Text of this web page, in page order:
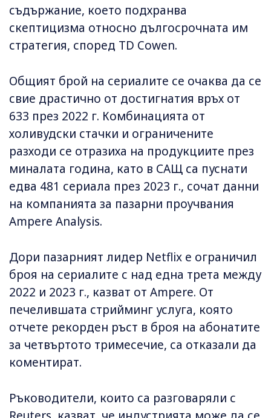
съдържание, което подхранва
скептицизма относно дългосрочната им
стратегия, според TD Cowen.
Общият брой на сериалите се очаква да се
свие драстично от достигнатия връх от
633 през 2022 г. Комбинацията от
холивудски стачки и ограничените
разходи се отразиха на продукциите през
миналата година, като в САЩ са пуснати
едва 481 сериала през 2023 г., сочат данни
на компанията за пазарни проучвания
Ampere Analysis.
Дори пазарният лидер Netflix е ограничил
броя на сериалите с над една трета между
2022 и 2023 г., казват от Ampere. От
печелившата стрийминг услуга, която
отчете рекорден ръст в броя на абонатите
за четвъртото тримесечие, са отказали да
коментират.
Ръководители, които са разговаряли с